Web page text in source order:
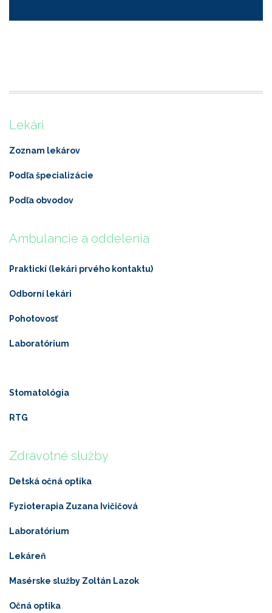
Lekári
Zoznam lekárov
Podľa špecializácie
Podľa obvodov
Ambulancie a oddelenia
Praktickí (lekári prvého kontaktu)
Odborní lekári
Pohotovosť
Laboratórium
Stomatológia
RTG
Zdravotné služby
Detská očná optika
Fyzioterapia Zuzana Ivičičová
Laboratórium
Lekáreň
Masérske služby Zoltán Lazok
Očná optika